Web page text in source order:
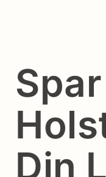
Spar
Din